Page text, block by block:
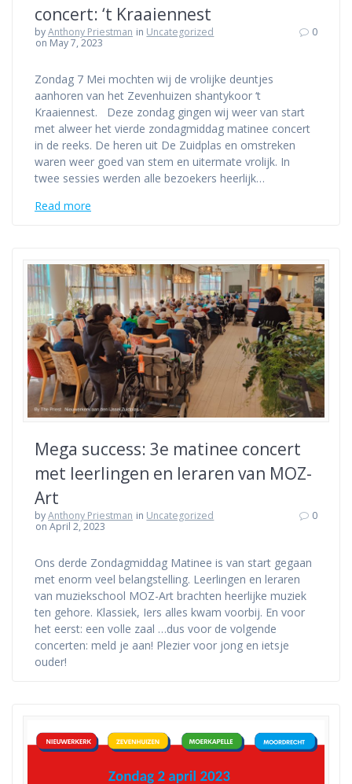
concert: ‘t Kraaiennest
byAnthony Priestman in Uncategorized
on May 7, 2023
0
Zondag 7 Mei mochten wij de vrolijke deuntjes
aanhoren van het Zevenhuizen shantykoor ‘t
Kraaiennest. Deze zondag gingen wij weer van start
met alweer het vierde zondagmiddag matinee concert
in de reeks. De heren uit De Zuidplas en omstreken
waren weer goed van stem en uitermate vrolijk. In
twee sessies werden alle bezoekers heerlijk…
Read more
Mega success: 3e matinee concert
met leerlingen en leraren van MOZ-
Art
byAnthony Priestman in Uncategorized
on April 2, 2023
0
Ons derde Zondagmiddag Matinee is van start gegaan
met enorm veel belangstelling. Leerlingen en leraren
van muziekschool MOZ-Art brachten heerlijke muziek
ten gehore. Klassiek, Iers alles kwam voorbij. En voor
het eerst: een volle zaal …dus voor de volgende
concerten: meld je aan! Plezier voor jong en ietsje
ouder!